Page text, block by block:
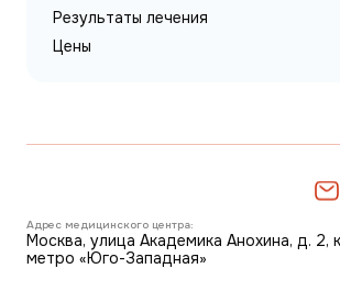
Результаты лечения
Цены
Адрес медицинского центра:
Москва, улица Академика Анохина, д. 2,
метро «Юго-Западная»